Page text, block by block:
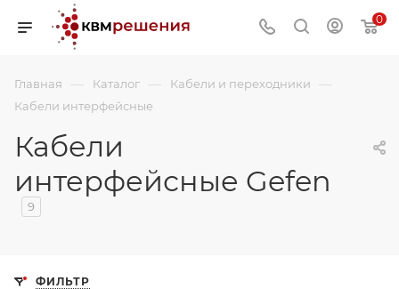
0
Главная — Каталог — Кабели и переходники —
Кабели интерфейсные
Кабели
интерфейсные Gefen
9
ФИЛЬТР